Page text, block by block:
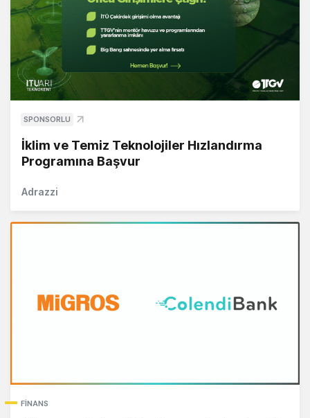
SPONSORLU
İklim ve Temiz Teknolojiler Hızlandırma
Programına Başvur
Adrazzi
FINANS